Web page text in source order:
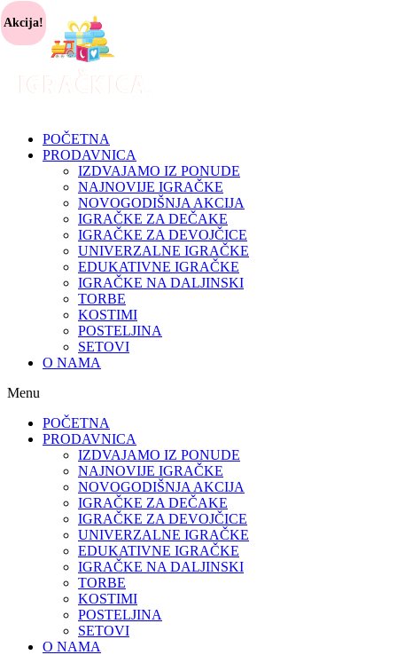
POČETNA
PRODAVNICA
IZDVAJAMO IZ PONUDE
NAJNOVIJE IGRAČKE
NOVOGODIŠNJA AKCIJA
IGRAČKE ZA DEČAKE
IGRAČKE ZA DEVOJČICE
UNIVERZALNE IGRAČKE
EDUKATIVNE IGRAČKE
IGRAČKE NA DALJINSKI
TORBE
KOSTIMI
POSTELJINA
SETOVI
O NAMA
Menu
POČETNA
PRODAVNICA
IZDVAJAMO IZ PONUDE
NAJNOVIJE IGRAČKE
NOVOGODIŠNJA AKCIJA
IGRAČKE ZA DEČAKE
IGRAČKE ZA DEVOJČICE
UNIVERZALNE IGRAČKE
EDUKATIVNE IGRAČKE
IGRAČKE NA DALJINSKI
TORBE
KOSTIMI
POSTELJINA
SETOVI
O NAMA
Akcija!